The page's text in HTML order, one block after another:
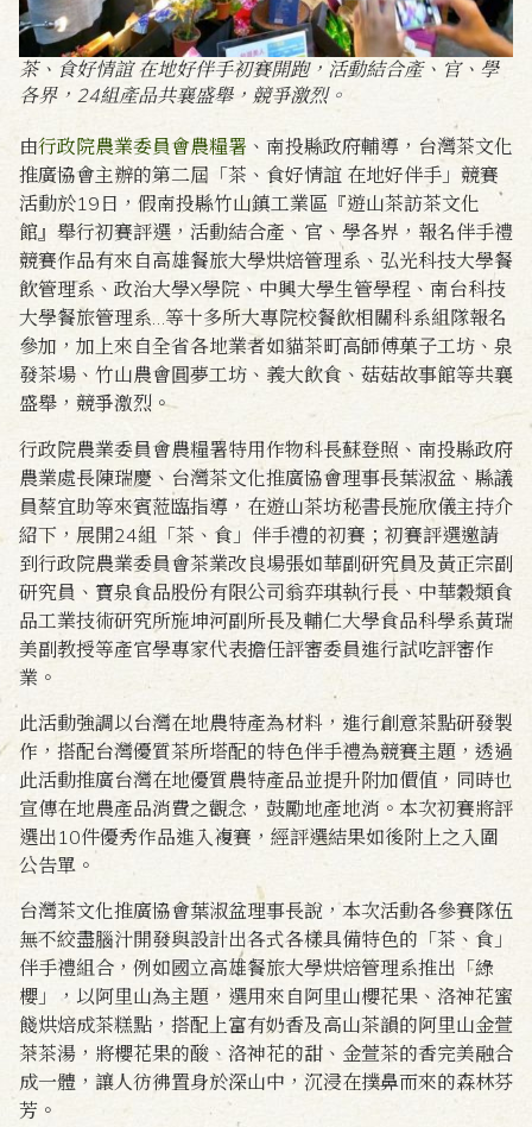
茶、食好情誼 在地好伴手初賽開跑，活動結合產、官、學
各界，24組產品共襄盛舉，競爭激烈。
由行政院農業委員會農糧署 、南投縣政府輔導，台灣茶文化
推廣協會主辦的第二屆「茶、食好情誼 在地好伴手」競賽
活動於19日，假南投縣竹山鎮工業區『遊山茶訪茶文化
館』舉行初賽評選，活動結合產、官、學各界，報名伴手禮
競賽作品有來自高雄餐旅大學烘焙管理系、弘光科技大學餐
飲管理系、政治大學X學院、中興大學生管學程、南台科技
大學餐旅管理系…等十多所大專院校餐飲相關科系組隊報名
參加，加上來自全省各地業者如貓茶町高師傅菓子工坊、泉
發茶場、竹山農會圓夢工坊、義大飲食、菇菇故事館等共襄
盛舉，競爭激烈。
行政院農業委員會農糧署特用作物科長蘇登照、南投縣政府
農業處長陳瑞慶、台灣茶文化推廣協會理事長葉淑盆、縣議
員蔡宜助等來賓蒞臨指導，在遊山茶坊秘書長施欣儀主持介
紹下，展開24組「茶、食」伴手禮的初賽；初賽評選邀請
到行政院農業委員會茶業改良場張如華副研究員及黃正宗副
研究員、寶泉食品股份有限公司翁弈琪執行長、中華穀類食
品工業技術研究所施坤河副所長及輔仁大學食品科學系黃瑞
美副教授等產官學專家代表擔任評審委員進行試吃評審作
業。
此活動強調以台灣在地農特產為材料，進行創意茶點研發製
作，搭配台灣優質茶所塔配的特色伴手禮為競賽主題，透過
此活動推廣台灣在地優質農特產品並提升附加價值，同時也
宣傳在地農產品消費之觀念，鼓勵地產地消。本次初賽將評
選出10件優秀作品進入複賽，經評選結果如後附上之入圍
公告單。
台灣茶文化推廣協會葉淑盆理事長說，本次活動各參賽隊伍
無不絞盡腦汁開發與設計出各式各樣具備特色的「茶、食」
伴手禮組合，例如國立高雄餐旅大學烘焙管理系推出「綠
櫻」，以阿里山為主題，選用來自阿里山櫻花果、洛神花蜜
餞烘焙成茶糕點，搭配上富有奶香及高山茶韻的阿里山金萱
茶茶湯，將櫻花果的酸、洛神花的甜、金萱茶的香完美融合
成一體，讓人彷彿置身於深山中，沉浸在撲鼻而來的森林芬
芳。